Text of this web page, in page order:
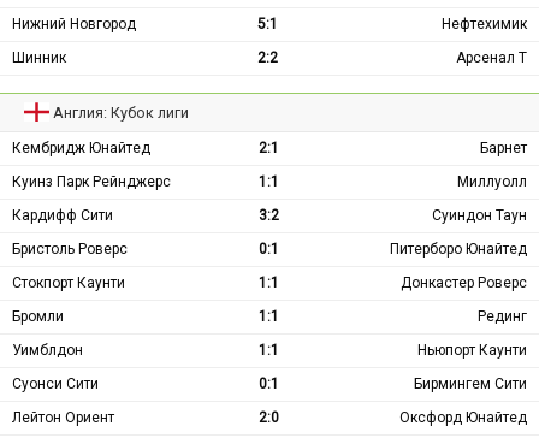
Нижний Новгород
5:1
Нефтехимик
Шинник
2:2 Арсенал Т
Англия: Кубок лиги
Кембридж Юнайтед 2:1
Барнет
Куинз Парк Рейнджерс
1:1
Миллуолл
Кардифф Сити
3:2
Суиндон Таун
Бристоль Роверс
0:1
Питерборо Юнайтед
Стокпорт Каунти
1:1
Донкастер Роверс
Бромли
1:1
Рединг
Уимблдон
1:1
Ньюпорт Каунти
Суонси Сити
0:1
Бирмингем Сити
Лейтон Ориент
2:0
Оксфорд Юнайтед